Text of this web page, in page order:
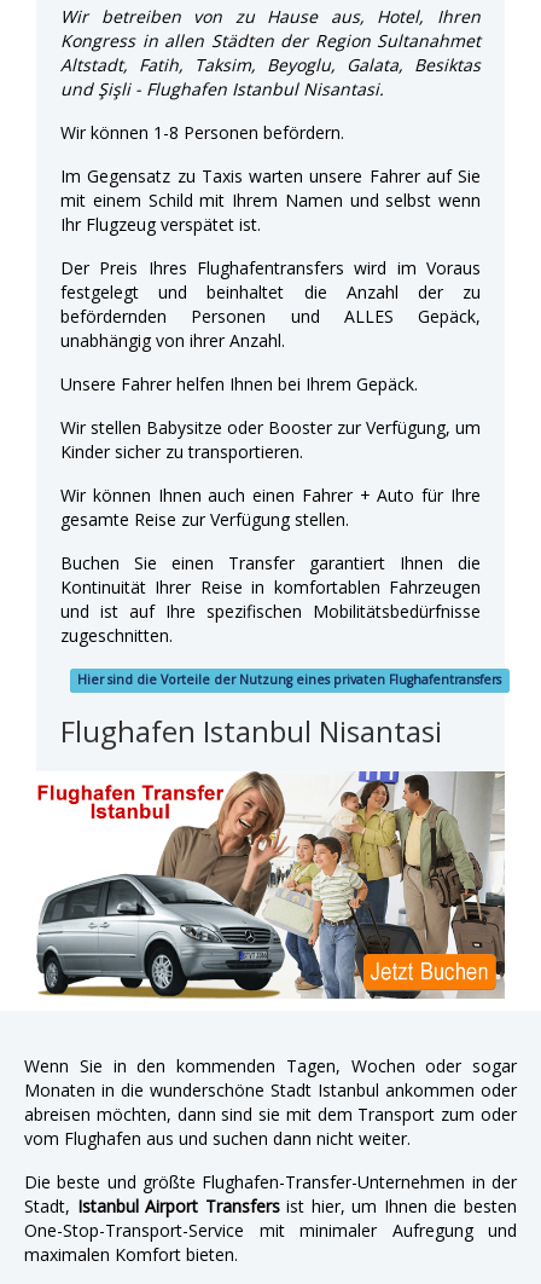
Wir betreiben von zu Hause aus, Hotel, Ihren
Kongress in allen Städten der Region Sultanahmet
Altstadt, Fatih, Taksim, Beyoglu, Galata, Besiktas
und Şişli - Flughafen Istanbul Nisantasi.
Wir können 1-8 Personen befördern.
Im Gegensatz zu Taxis warten unsere Fahrer auf Sie
mit einem Schild mit Ihrem Namen und selbst wenn
Ihr Flugzeug verspätet ist.
Der Preis Ihres Flughafentransfers wird im Voraus
festgelegt und beinhaltet die Anzahl der zu
befördernden Personen und ALLES Gepäck,
unabhängig von ihrer Anzahl.
Unsere Fahrer helfen Ihnen bei Ihrem Gepäck.
Wir stellen Babysitze oder Booster zur Verfügung, um
Kinder sicher zu transportieren.
Wir können Ihnen auch einen Fahrer + Auto für Ihre
gesamte Reise zur Verfügung stellen.
Buchen Sie einen Transfer garantiert Ihnen die
Kontinuität Ihrer Reise in komfortablen Fahrzeugen
und ist auf Ihre spezifischen Mobilitätsbedürfnisse
zugeschnitten.
Hier sind die Vorteile der Nutzung eines privaten Flughafentransfers
Flughafen Istanbul Nisantasi
Wenn Sie in den kommenden Tagen, Wochen oder sogar
Monaten in die wunderschöne Stadt Istanbul ankommen oder
abreisen möchten, dann sind sie mit dem Transport zum oder
vom Flughafen aus und suchen dann nicht weiter.
Die beste und größte Flughafen-Transfer-Unternehmen in der
Stadt, Istanbul Airport Transfersist hier, um Ihnen die besten
One-Stop-Transport-Service mit minimaler Aufregung und
maximalen Komfort bieten.